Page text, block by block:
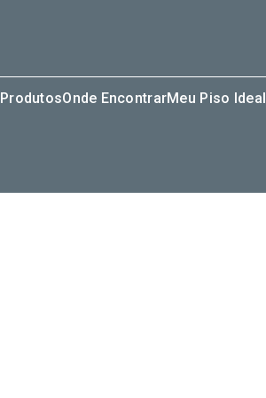
ProdutosOnde EncontrarMeu Piso Ideal